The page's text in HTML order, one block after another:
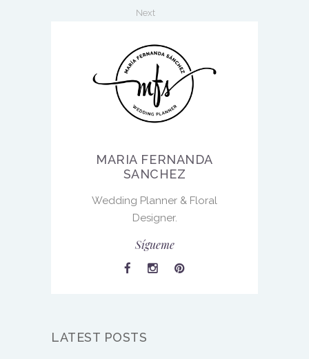
Next
MARIA FERNANDA
SANCHEZ
Wedding Planner & Floral
Designer.
Sígueme
LATEST POSTS